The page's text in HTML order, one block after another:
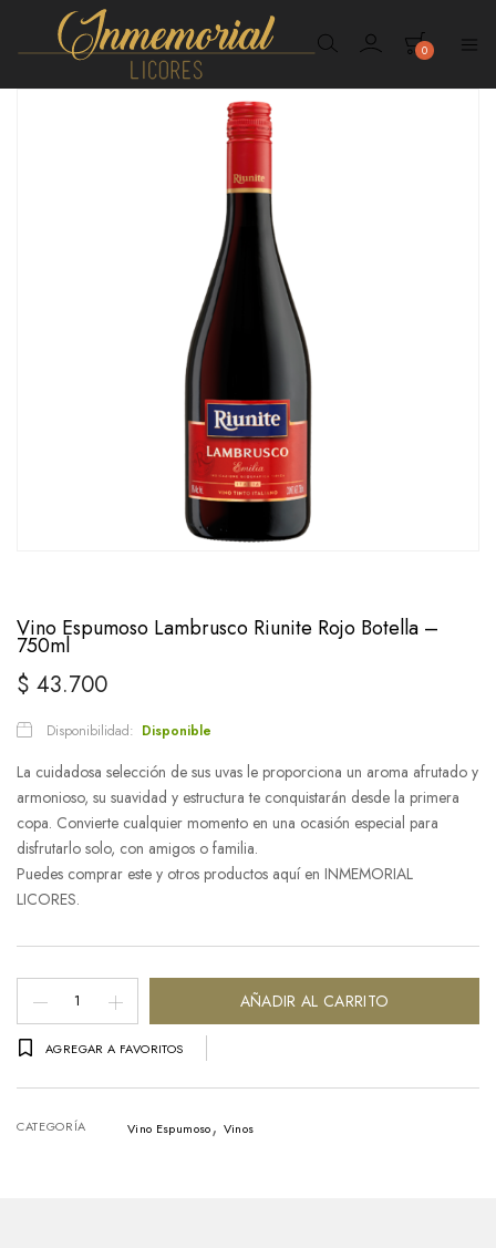
Inmemorial
0
Vino Espumoso Lambrusco Riunite Rojo Botella –
750ml
$ 43.700
Disponibilidad: Disponible
La cuidadosa selección de sus uvas le proporciona un aroma afrutado y
armonioso, su suavidad y estructura te conquistarán desde la primera
copa. Convierte cualquier momento en una ocasión especial para
disfrutarlo solo, con amigos o familia.
Puedes comprar este y otros productos aquí en INMEMORIAL
LICORES.
Espumoso
Lambrusco
Riunite
Rojo
AÑADIR AL CARRITO
AGREGAR A FAVORITOS
CATEGORÍA Vino Espumoso, Vinos